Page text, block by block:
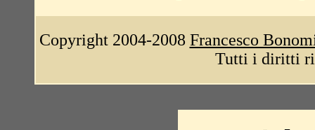
Copyright 2004-2008 Francesco
Tutti i diritti